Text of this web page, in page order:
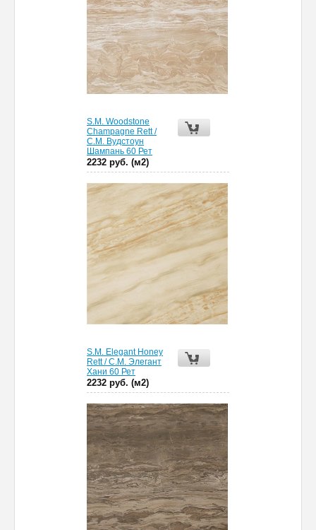
S.M. Woodstone
Champagne Rett /
С.М. Вудстоун
Шампань 60 Рет
2232 руб. (м2)
S.M. Elegant Honey
Rett / С.М. Элегант
Хани 60 Рет
2232 руб. (м2)